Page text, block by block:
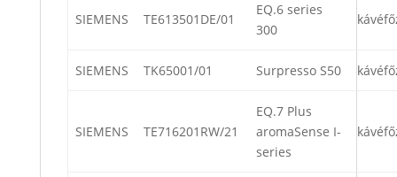
SIEMENS TE613501DE/01
EQ.6 series
300
SIEMENS TK65001/01 Surpresso S50
SIEMENS TE716201RW/21
EQ.7 Plus
aromaSense I-
series